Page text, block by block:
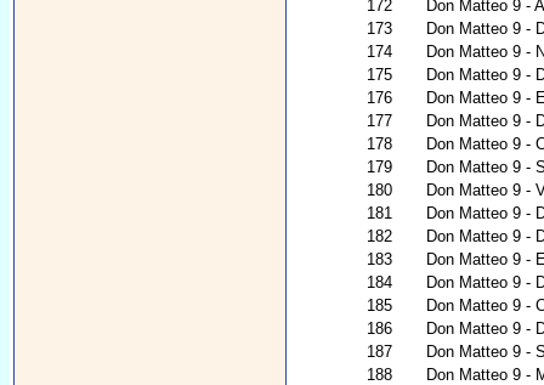
172
Don Matteo 9 -
173
Don Matteo 9 -
174
Don Matteo 9 -
175
Don Matteo 9 -
176
Don Matteo 9 -
177
Don Matteo 9 -
178
Don Matteo 9 -
179
Don Matteo 9 -
180
Don Matteo 9 -
181
Don Matteo 9 -
182
Don Matteo 9 -
183
Don Matteo 9 -
184
Don Matteo 9 -
185
Don Matteo 9 -
186
Don Matteo 9 -
187
Don Matteo 9 -
188
Don Matteo 9 -